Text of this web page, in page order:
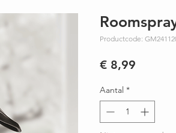
Productcode:
€ 8,99
Aantal *